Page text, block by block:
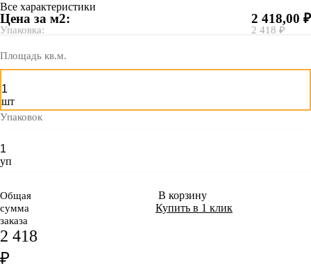
Все характеристики
Цена за м2:
Упаковка:
2 418,00 ₽
2 418 ₽
Площадь кв.м.
шт
Упаковок
уп
Общая
сумма
заказа
2 418
₽
В корзину
Купить в 1 клик